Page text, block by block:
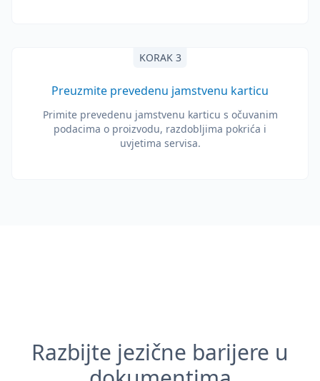
KORAK 3
Preuzmite prevedenu jamstvenu karticu
Primite prevedenu jamstvenu karticu s očuvanim
podacima o proizvodu, razdobljima pokrića i
uvjetima servisa.
Razbijte jezične barijere u